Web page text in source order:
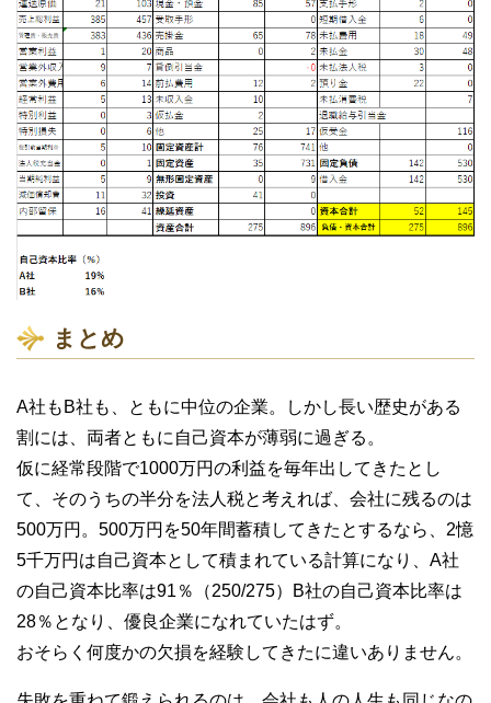
まとめ
A社もB社も、ともに中位の企業。しかし長い歴史がある
割には、両者ともに自己資本が薄弱に過ぎる。
仮に経常段階で1000万円の利益を毎年出してきたとし
て、そのうちの半分を法人税と考えれば、会社に残るのは
500万円。500万円を50年間蓄積してきたとするなら、2憶
5千万円は自己資本として積まれている計算になり、A社
の自己資本比率は91％（250/275）B社の自己資本比率は
28％となり、優良企業になれていたはず。
おそらく何度かの欠損を経験してきたに違いありません。